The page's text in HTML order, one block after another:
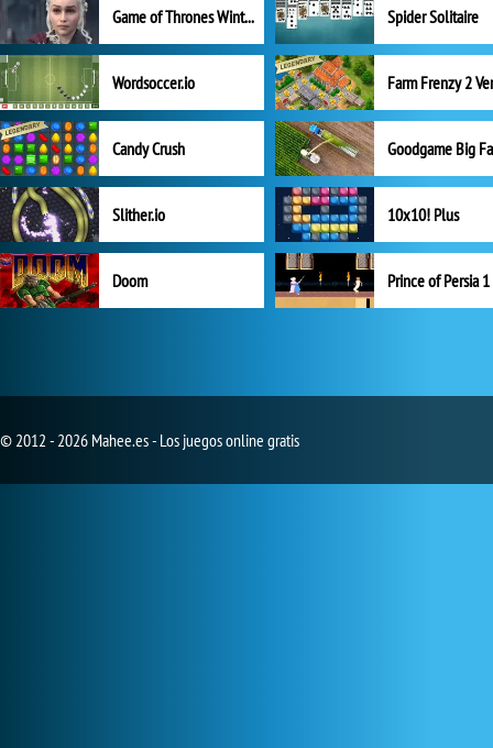
Game of Thrones Winter is Coming Spider Solitaire
Wordsoccer.io
Candy Crush Goodgame Big
Slither.io 10x10! Plus
Doom Prince of Persia 1
© 2012 - 2026 Mahee.es - Los juegos online gratis